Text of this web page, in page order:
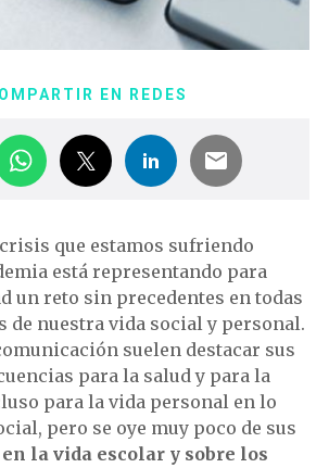
EN REDES
que estamos sufriendo
está representando para
un reto sin precedentes en todas
de nuestra vida social y personal.
suelen destacar sus
para la salud y para la
para la vida personal en lo
pero se oye muy poco de sus
la vida escolar y sobre los